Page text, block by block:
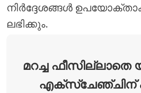
നിർദ്ദേശങ്ങൾ
ലഭിക്കും.
മറച്ച
എക്സ്ചേഞ്ചിന്